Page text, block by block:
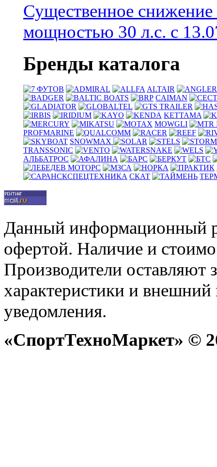
Существенное
мощностью 30 л.с. с
Бренды каталога
ALTAIR
CAIMAN
KETTAMA
MOWGLI
PROFMARINE
SNOWMAX
TRANSSONIC
АЛЬБАТРОС
СКАТ
Данный информационный
офертой. Наличие и
Производители оставляют
характеристики и внешний
уведомления.
«СпортТехноМаркет» ©